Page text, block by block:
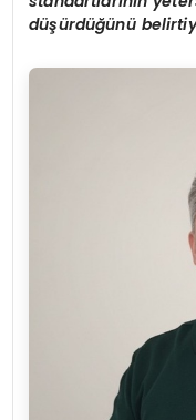
düşürdüğünü